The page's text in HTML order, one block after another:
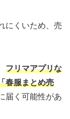
にくいため、売
フリマアプリな
春服まとめ売
届く可能性があ